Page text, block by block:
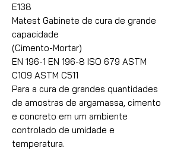
E138
Matest Gabinete de cura de grande
capacidade
(Cimento-Mortar)
EN 196-1 EN 196-8 ISO 679 ASTM
C109 ASTM C511
Para a cura de grandes quantidades
de amostras de argamassa, cimento
e concreto em um ambiente
controlado de umidade e
temperatura.